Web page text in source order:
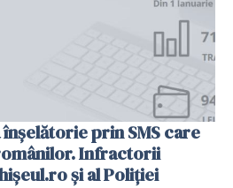
prin SMS care
Infractorii
și al Poliției